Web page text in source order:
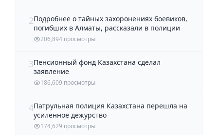
2Подробнее о тайных захоронениях боевиков,
погибших в Алматы, рассказали в полиции
206,894 просмотры
3Пенсионный фонд Казахстана сделал
заявление
186,609 просмотры
4Патрульная полиция Казахстана перешла на
усиленное дежурство
174,629 просмотры